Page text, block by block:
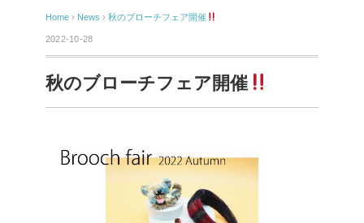
Home › News › 秋のブローチフェア開催
2022-10-28
秋のブローチフェア開催